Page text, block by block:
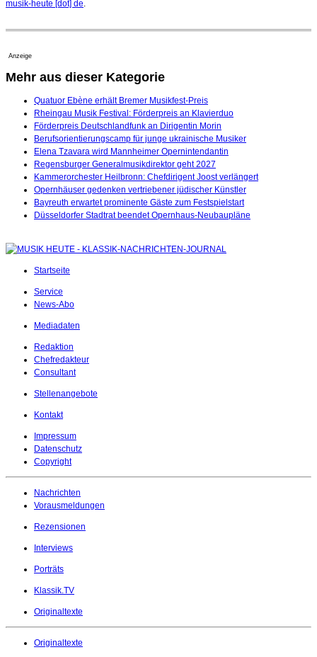
musik-heute [dot] de
Anzeige
Mehr aus dieser Kategorie
Quatuor Ebène erhält Bremer Musikfest-Preis
Rheingau Musik Festival: Förderpreis an Klavierduo
Förderpreis Deutschlandfunk an Dirigentin Morin
Berufsorientierungscamp für junge ukrainische Musiker
Elena Tzavara wird Mannheimer Opernintendantin
Regensburger Generalmusikdirektor geht 2027
Kammerorchester Heilbronn: Chefdirigent Joost verlängert
Opernhäuser gedenken vertriebener jüdischer Künstler
Bayreuth erwartet prominente Gäste zum Festspielstart
Düsseldorfer Stadtrat beendet Opernhaus-Neubaupläne
Startseite
Service
News-Abo
Mediadaten
Redaktion
Chefredakteur
Consultant
Stellenangebote
Kontakt
Impressum
Datenschutz
Copyright
Nachrichten
Vorausmeldungen
Rezensionen
Interviews
Porträts
Klassik.TV
Originaltexte
Originaltexte